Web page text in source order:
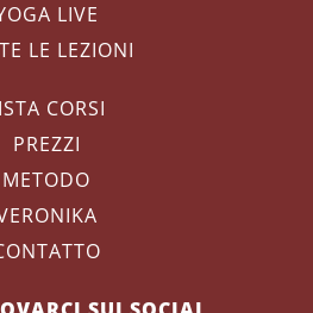
LIVE
LE LEZIONI
CORSI
PREZZI
METODO